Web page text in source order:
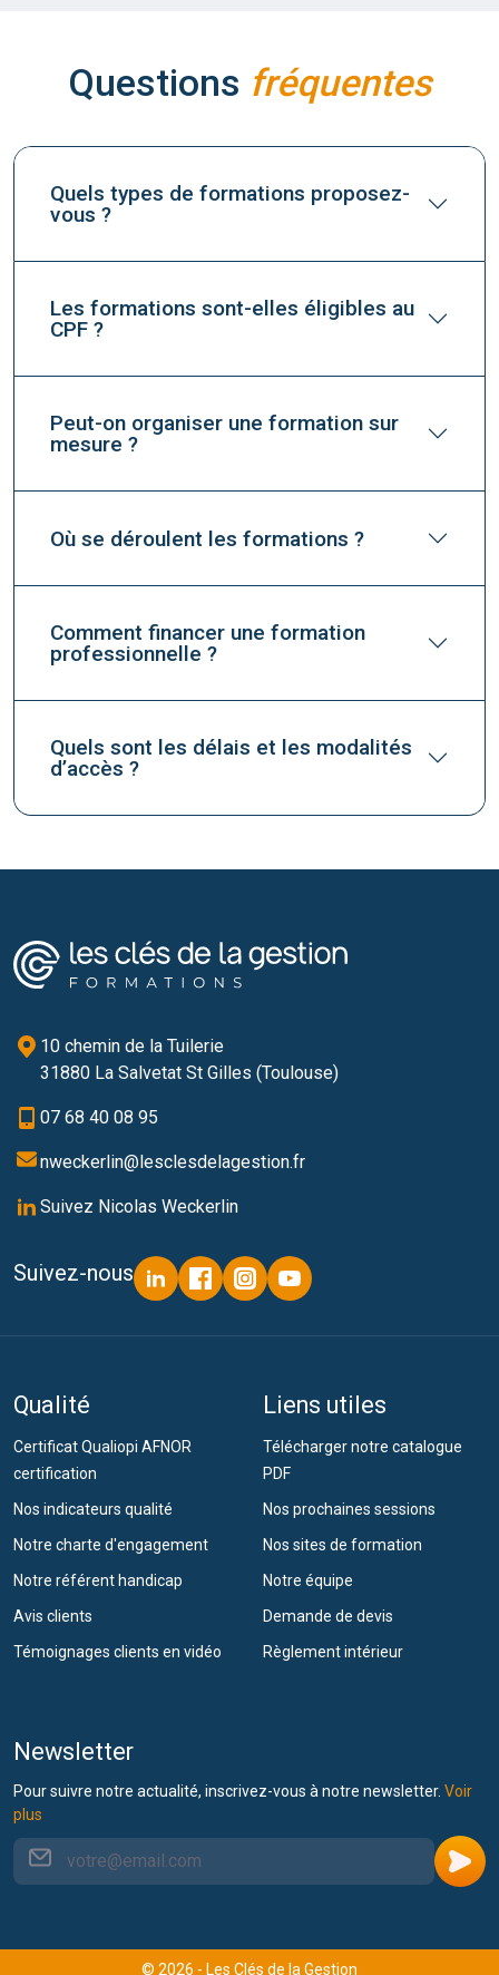
Questions fréquentes
Quels types de formations proposez-
vous ?
Les formations sont-elles éligibles au
CPF ?
Peut-on organiser une formation sur
mesure ?
Où se déroulent les formations ?
Comment financer une formation
professionnelle ?
Quels sont les délais et les modalités
d’accès ?
10 chemin de la Tuilerie
31880 La Salvetat St Gilles (Toulouse)
07 68 40 08 95
nweckerlin@lesclesdelagestion.fr
Suivez Nicolas Weckerlin
Suivez-nous
Qualité
Certificat Qualiopi AFNOR
certification
Nos indicateurs qualité
Notre charte d'engagement
Notre référent handicap
Avis clients
Témoignages clients en vidéo
Liens utiles
Télécharger notre catalogue
PDF
Nos prochaines sessions
Nos sites de formation
Notre équipe
Demande de devis
Règlement intérieur
Newsletter
Pour suivre notre actualité, inscrivez-vous à notre newsletter. Voir
plus
© 2026 - Les Clés de la Gestion